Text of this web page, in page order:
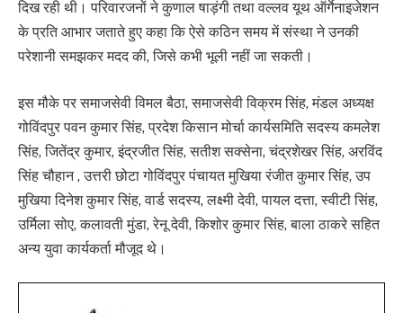
दिख रही थी। परिवारजनों ने कुणाल षाड़ंगी तथा वल्लव यूथ ऑर्गेनाइजेशन
के प्रति आभार जताते हुए कहा कि ऐसे कठिन समय में संस्था ने उनकी
परेशानी समझकर मदद की, जिसे कभी भूली नहीं जा सकती।
इस मौके पर समाजसेवी विमल बैठा, समाजसेवी विक्रम सिंह, मंडल अध्यक्ष
गोविंदपुर पवन कुमार सिंह, प्रदेश किसान मोर्चा कार्यसमिति सदस्य कमलेश
सिंह, जितेंद्र कुमार, इंद्रजीत सिंह, सतीश सक्सेना, चंद्रशेखर सिंह, अरविंद
सिंह चौहान , उत्तरी छोटा गोविंदपुर पंचायत मुखिया रंजीत कुमार सिंह, उप
मुखिया दिनेश कुमार सिंह, वार्ड सदस्य, लक्ष्मी देवी, पायल दत्ता, स्वीटी सिंह,
उर्मिला सोए, कलावती मुंडा, रेनू देवी, किशोर कुमार सिंह, बाला ठाकरे सहित
अन्य युवा कार्यकर्ता मौजूद थे।